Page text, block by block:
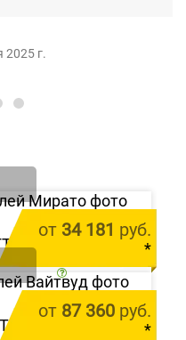
2025 г.
от 34 181 руб.
*
цена за 1 м.п.
«Мирато»
от 87 360 руб.
*
«Вайтвуд»